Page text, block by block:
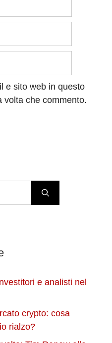
e sito web in questo
volta che commento.
e analisti nel
crypto: cosa
rialzo?